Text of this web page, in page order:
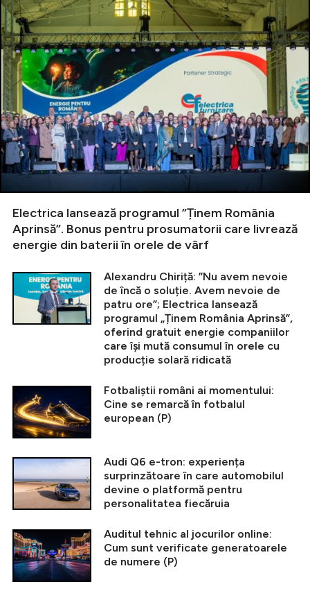
Electrica lansează programul ”Ținem România
Aprinsă”. Bonus pentru prosumatorii care livrează
energie din baterii în orele de vârf
Alexandru Chiriță: ”Nu avem nevoie
de încă o soluție. Avem nevoie de
patru ore”; Electrica lansează
programul „Ținem România Aprinsă”,
oferind gratuit energie companiilor
care își mută consumul în orele cu
producție solară ridicată
Fotbaliștii români ai momentului:
Cine se remarcă în fotbalul
european (P)
Audi Q6 e-tron: experiența
surprinzătoare în care automobilul
devine o platformă pentru
personalitatea fiecăruia
Auditul tehnic al jocurilor online:
Cum sunt verificate generatoarele
de numere (P)